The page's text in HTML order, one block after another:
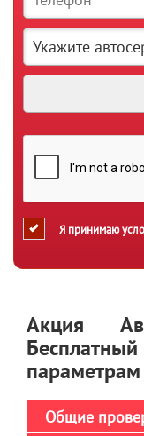
Я принимаю
Акция
параметрам
Общие